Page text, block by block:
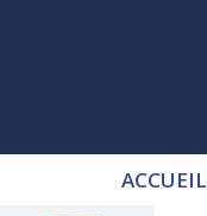
ACCUEIL